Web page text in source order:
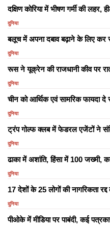
दक्षिण कोरिया में भीषण गर्मी की लहर,
दुनिया
बलूच में अपना दबाव बढ़ाने के लिए कर
दुनिया
रूस ने यूक्रेन की राजधानी कीव पर
दुनिया
चीन को आर्थिक एवं सामरिक फायदा दे
दुनिया
ट्रंप गोल्फ क्लब में फेडरल एजेंटों ने
दुनिया
ढाका में अशांति, हिंसा में 100
दुनिया
17 देशों के 25 लोगों की नागरिकता
दुनिया
पीओके में मीडिया पर पाबंदी, कई